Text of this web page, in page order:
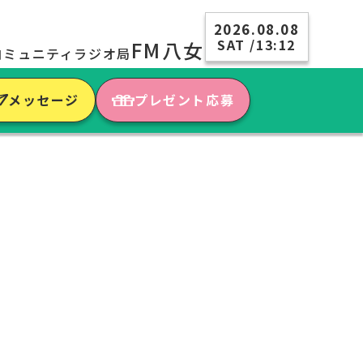
ュニティラジオ局 FM八女
2026.08.08
SAT /13:12
メッセージ プレゼント応募